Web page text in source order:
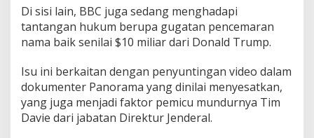
Di sisi lain, BBC juga sedang menghadapi
tantangan hukum berupa gugatan pencemaran
nama baik senilai $10 miliar dari Donald Trump.
Isu ini berkaitan dengan penyuntingan video dalam
dokumenter Panorama yang dinilai menyesatkan,
yang juga menjadi faktor pemicu mundurnya Tim
Davie dari jabatan Direktur Jenderal.